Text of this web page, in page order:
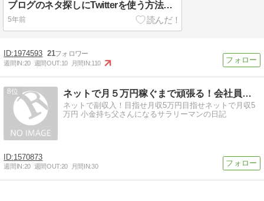
ブログのネタ探しにTwitterを使う方法！実際にアクセスを集めた記事URLも
5年前
1974593 21
週間IN:20 週間OUT:10 月間IN:110
8 ネットで月５万円稼ぐまで頑張る！会社員の副業実践記
ネットで副収入！目指せ月収5万円目指せネットで月収5
万円 小金持ち父さんになるサラリーマンの日記
1570873
週間IN:20 週間OUT:20 月間IN:30